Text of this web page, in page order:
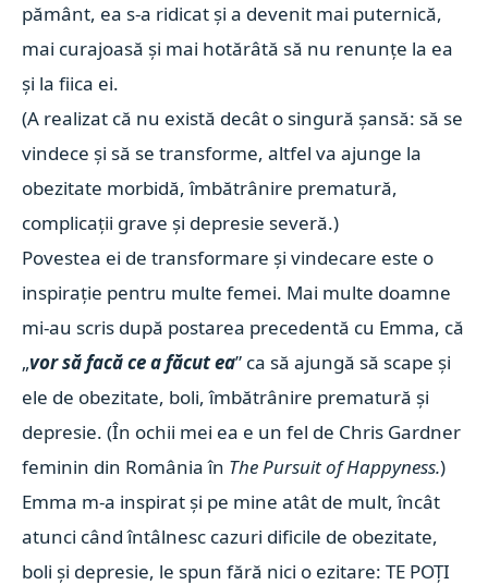
pământ, ea s-a ridicat și a devenit mai puternică,
mai curajoasă și mai hotărâtă să nu renunțe la ea
și la fiica ei.
(A realizat că nu există decât o singură șansă: să se
vindece și să se transforme, altfel va ajunge la
obezitate morbidă, îmbătrânire prematură,
complicații grave și depresie severă.)
Povestea ei de transformare și vindecare este o
inspirație pentru multe femei. Mai multe doamne
mi-au scris după postarea precedentă cu Emma, că
„vor să facă ce a făcut ea” ca să ajungă să scape și
ele de obezitate, boli, îmbătrânire prematură și
depresie.(În ochii mei ea e un fel de Chris Gardner
feminin din România în The Pursuit of Happyness.)
Emma m-a inspirat și pe mine atât de mult, încât
atunci când întâlnesc cazuri dificile de obezitate,
boli și depresie, le spun fără nici o ezitare: TE POȚI